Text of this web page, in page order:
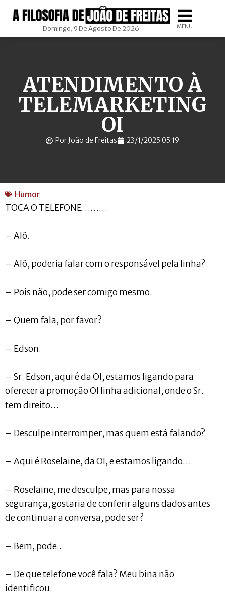
Domingo, 9 De Agosto De 2026 MENU
ATENDIMENTO À
TELEMARKETING
OI
Por João de Freitas 23/1/2025 05:19
Humor
TOCA O TELEFONE………
– Alô.
– Alô, poderia falar com o responsável pela linha?
– Pois não, pode ser comigo mesmo.
– Quem fala, por favor?
– Edson.
– Sr. Edson, aqui é da OI, estamos ligando para
oferecer a promoção OI linha adicional, onde o Sr.
tem direito…
– Desculpe interromper, mas quem está falando?
– Aqui é Roselaine, da OI, e estamos ligando…
– Roselaine, me desculpe, mas para nossa
segurança, gostaria de conferir alguns dados antes
de continuar a conversa, pode ser?
– Bem, pode..
– De que telefone você fala? Meu bina não
identificou.